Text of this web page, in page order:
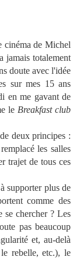
cinéma de Michel
jamais totalement
doute avec l'idée
sur mes 15 ans
en me gavant de
le Breakfast club
deux principes :
les salles
trajet de tous ces
supporter plus de
comme des
se chercher ? Les
pas beaucoup
et, au-delà
rebelle, etc.), le